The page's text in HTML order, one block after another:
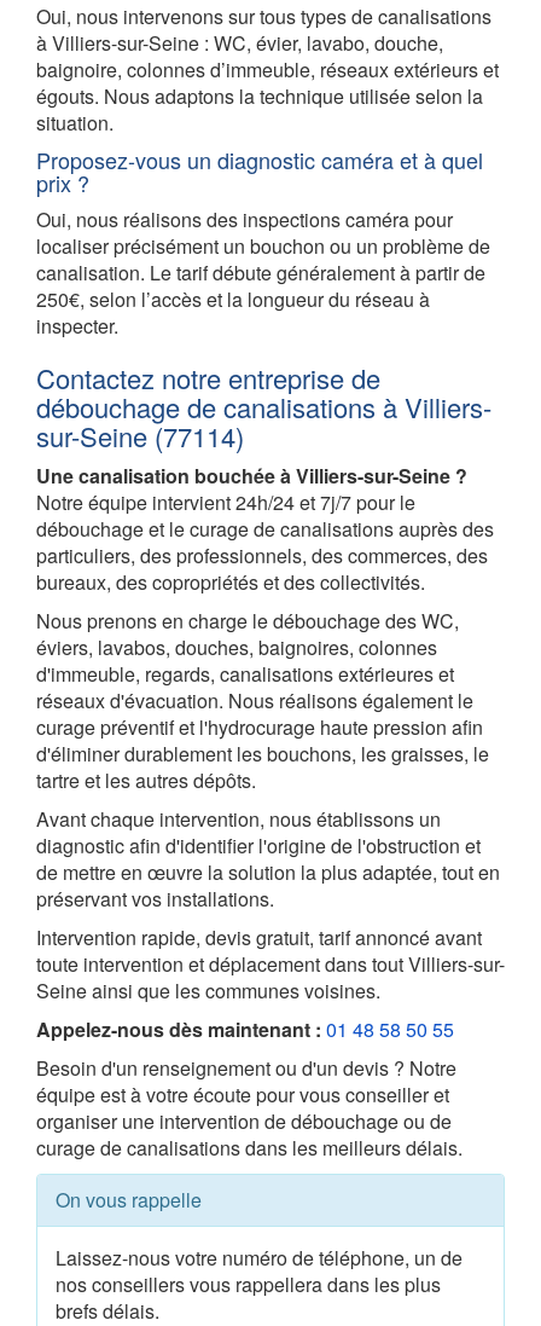
Oui, nous intervenons sur tous types de canalisations
à Villiers-sur-Seine : WC, évier, lavabo, douche,
baignoire, colonnes d’immeuble, réseaux extérieurs et
égouts. Nous adaptons la technique utilisée selon la
situation.
Proposez-vous un diagnostic caméra et à quel
prix ?
Oui, nous réalisons des inspections caméra pour
localiser précisément un bouchon ou un problème de
canalisation. Le tarif débute généralement à partir de
250€, selon l’accès et la longueur du réseau à
inspecter.
Contactez notre entreprise de
débouchage de canalisations à Villiers-
sur-Seine (77114)
Une canalisation bouchée à Villiers-sur-Seine ?
Notre équipe intervient 24h/24 et 7j/7 pour le
débouchage et le curage de canalisations auprès des
particuliers, des professionnels, des commerces, des
bureaux, des copropriétés et des collectivités.
Nous prenons en charge le débouchage des WC,
éviers, lavabos, douches, baignoires, colonnes
d'immeuble, regards, canalisations extérieures et
réseaux d'évacuation. Nous réalisons également le
curage préventif et l'hydrocurage haute pression afin
d'éliminer durablement les bouchons, les graisses, le
tartre et les autres dépôts.
Avant chaque intervention, nous établissons un
diagnostic afin d'identifier l'origine de l'obstruction et
de mettre en œuvre la solution la plus adaptée, tout en
préservant vos installations.
Intervention rapide, devis gratuit, tarif annoncé avant
toute intervention et déplacement dans tout Villiers-sur-
Seine ainsi que les communes voisines.
Appelez-nous dès maintenant : 01 48 58 50 55
Besoin d'un renseignement ou d'un devis ? Notre
équipe est à votre écoute pour vous conseiller et
organiser une intervention de débouchage ou de
curage de canalisations dans les meilleurs délais.
On vous rappelle
Laissez-nous votre numéro de téléphone, un de
nos conseillers vous rappellera dans les plus
brefs délais.